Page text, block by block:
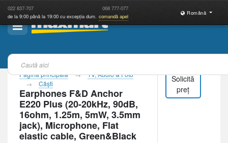
022 837-707 068 777-077
de la 9:00 până la 19:00 cu excepția dum. comandă apel
Română
Pagina principală
TV, Audio & Foto
Căşti
Earphones F&D Anchor
E220 Plus (20-20kHz, 90dB,
16ohm, 1.25m, 5mW, 3.5mm
jack), Microphone, Flat
elastic cable, Green&Black
Solicită
preț